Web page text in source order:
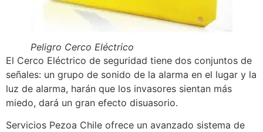
Peligro Cerco Eléctrico
El Cerco Eléctrico de seguridad tiene dos conjuntos de
señales: un grupo de sonido de la alarma en el lugar y la
luz de alarma, harán que los invasores sientan más
miedo, dará un gran efecto disuasorio.
Servicios Pezoa Chile ofrece un avanzado sistema de